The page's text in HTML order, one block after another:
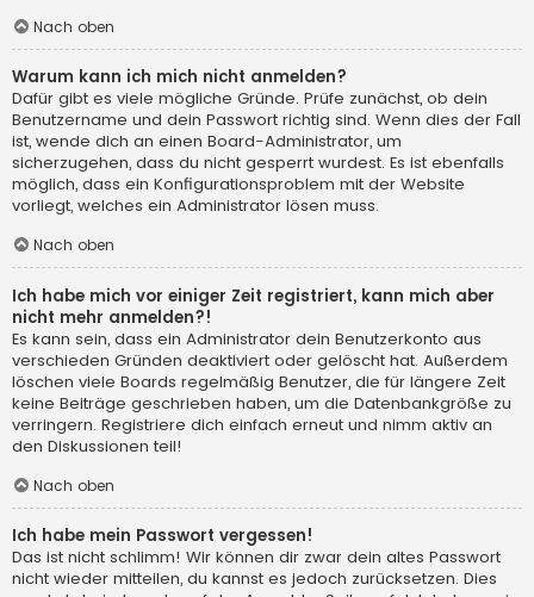
Nach oben
Warum kann ich mich nicht anmelden?
Dafür gibt es viele mögliche Gründe. Prüfe zunächst, ob dein
Benutzername und dein Passwort richtig sind. Wenn dies der Fall
ist, wende dich an einen Board-Administrator, um
sicherzugehen, dass du nicht gesperrt wurdest. Es ist ebenfalls
möglich, dass ein Konfigurationsproblem mit der Website
vorliegt, welches ein Administrator lösen muss.
Nach oben
Ich habe mich vor einiger Zeit registriert, kann mich aber
nicht mehr anmelden?!
Es kann sein, dass ein Administrator dein Benutzerkonto aus
verschieden Gründen deaktiviert oder gelöscht hat. Außerdem
löschen viele Boards regelmäßig Benutzer, die für längere Zeit
keine Beiträge geschrieben haben, um die Datenbankgröße zu
verringern. Registriere dich einfach erneut und nimm aktiv an
den Diskussionen teil!
Nach oben
Ich habe mein Passwort vergessen!
Das ist nicht schlimm! Wir können dir zwar dein altes Passwort
nicht wieder mitteilen, du kannst es jedoch zurücksetzen. Dies